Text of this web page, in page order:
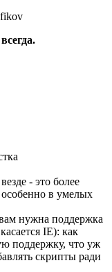
всегда.
- это более
в умелых
нужна поддержка
IE): как
поддержку, что уж
скрипты ради